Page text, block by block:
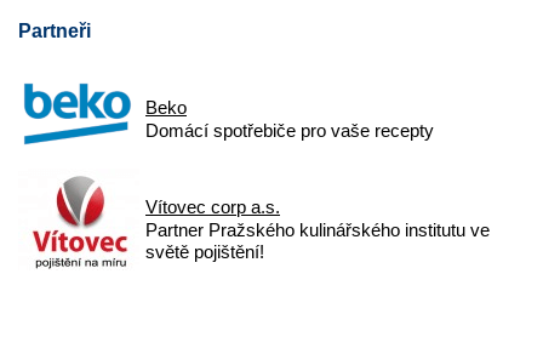
Partneři
Beko
Domácí spotřebiče pro vaše recepty
Vítovec corp a.s.
Partner Pražského kulinářského institutu ve
světě pojištění!